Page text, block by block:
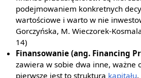
podejmowaniem konkretnych
wartościowe i warto w nie
Gorczyńska, M. Wieczorek-
14)
Finansowanie (ang. Financing
zawiera w sobie dwa inne, ważne
pierwsze jest to struktura kapitału